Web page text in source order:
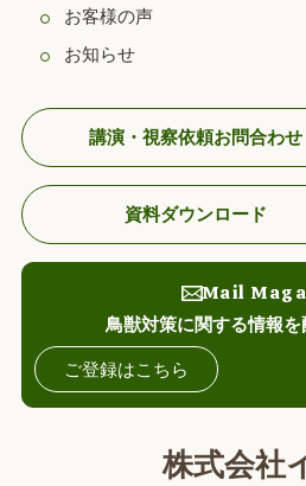
株式会社
お客様の声
お知らせ
講演・視察依頼お問合わせ
資料ダウンロード
Mail
鳥獣対策に関する情報
ご登録はこちら